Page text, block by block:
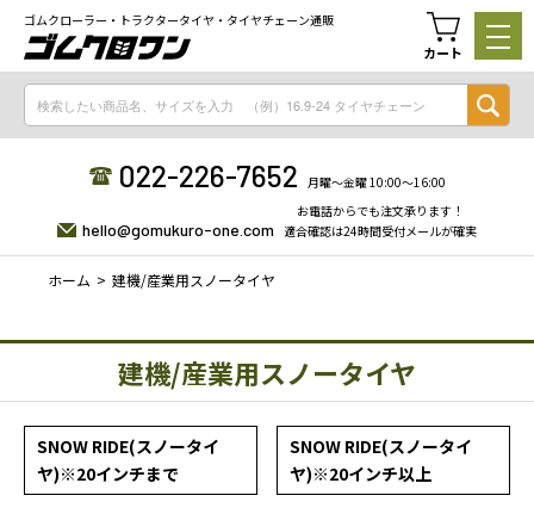
ゴムクローラー・トラクタータイヤ・タイヤチェーン通販
カート
022-226-7652 月曜〜金曜 10:00〜16:00
hello@gomukuro-one.com
お電話からでも注文承ります！
適合確認は24時間受付メールが確実
ホーム 建機/産業用スノータイヤ
建機/産業用スノータイヤ
SNOW RIDE(スノータイ
ヤ)※20インチまで
SNOW RIDE(スノータイ
ヤ)※20インチ以上